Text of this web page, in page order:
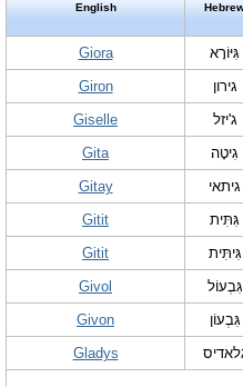
Celebs B. DaysNew!
Numerology
Add Name
English
Giora גִּיּוֹרָא
Giron
גירון
Giselle
ג'יזל
Gita
גִיטָה
Gitay
גיתאי
Gitit
גִּתִּית
Gitit
גִּיתִּית
Givol
גִּבְעוֹל
Givon
גִּבְעוֹן
Gladys